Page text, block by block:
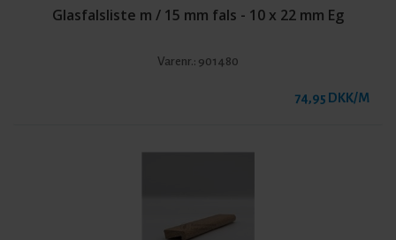
Glasfalsliste m / 15 mm fals - 10 x 22 mm Eg
Varenr.: 901480
74,95 DKK/M